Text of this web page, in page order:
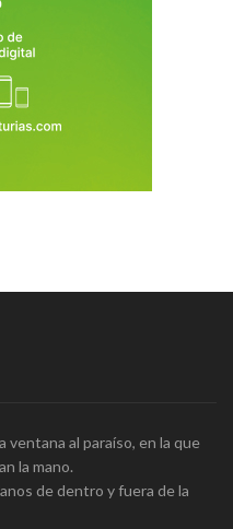
ventana al paraíso, en la que
la mano.
de dentro y fuera de la